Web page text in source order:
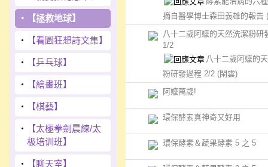
‧ 【拯救地球】
‧ 【看圖狂想詩文集】
‧ 【乒乓球】
‧ 【繪畫班】
‧ 【棋藝】
‧
【太極拳劍晨練/太
极培训班】
‧ 【聊天室】
摘自醫學博士森田義雄的報告
八十二歲阿嬤的天然洗潔粉研
1/2
八十二歲阿嬤的
粉研發過程 2/2 (閑雲)
阿嬤萬歲!
環保酵素真神奇又好用
環保酵素＆蔬果酵素 5 之 5